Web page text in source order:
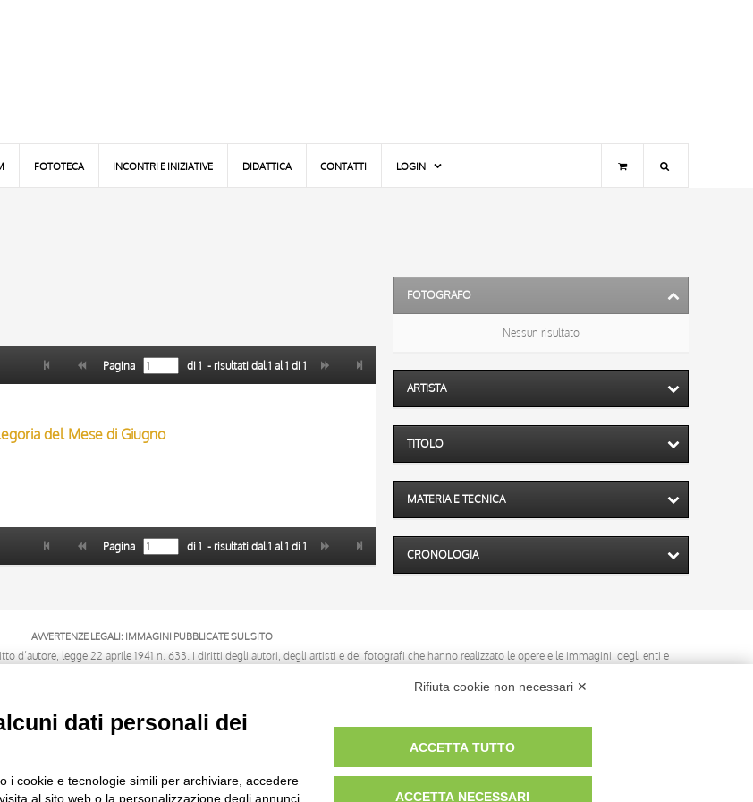
FOTOTECA INCONTRI E INIZIATIVE DIDATTICA CONTATTI LOGIN
Pagina di 1 - risultati dal1 al1 di 1
del Mese di Giugno
Pagina di 1 - risultati dal1 al1 di 1
FOTOGRAFO
Nessun risultato
ARTISTA
TITOLO
MATERIA E TECNICA
CRONOLOGIA
AVVERTENZE LEGALI: IMMAGINI PUBBLICATE SUL SITO
d’autore, legge 22 aprile 1941 n. 633. I diritti degli autori, degli artisti e dei fotografi che hanno realizzato le opere e le immagini, degli enti e
Rifiuta cookie non necessari ✕
dati personali dei
i cookie e tecnologie simili per archiviare, accedere
al sito web o la personalizzazione degli annunci.
ACCETTA TUTTO
ACCETTA NECESSARI